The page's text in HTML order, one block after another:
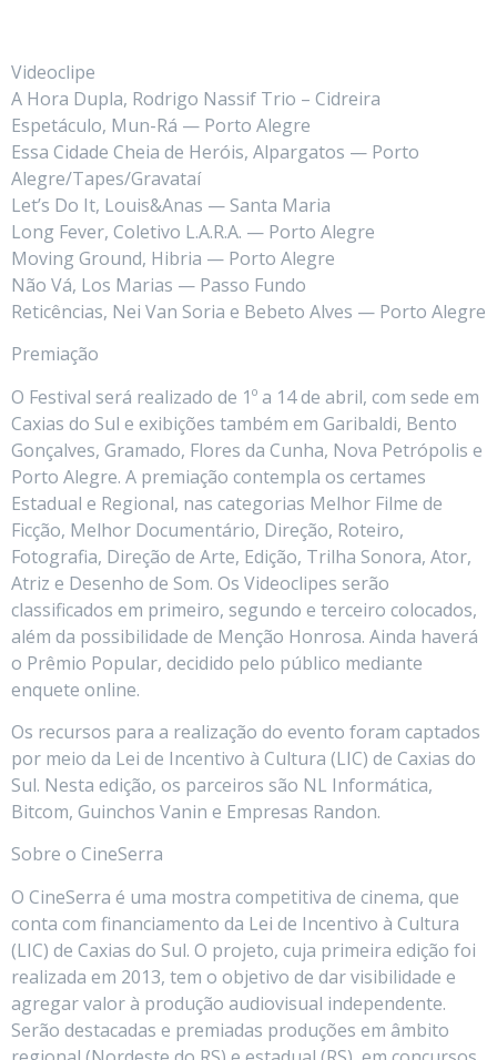
Videoclipe
A Hora Dupla, Rodrigo Nassif Trio – Cidreira
Espetáculo, Mun-Rá — Porto Alegre
Essa Cidade Cheia de Heróis, Alpargatos — Porto
Alegre/Tapes/Gravataí
Let’s Do It, Louis&Anas — Santa Maria
Long Fever, Coletivo L.A.R.A. — Porto Alegre
Moving Ground, Hibria — Porto Alegre
Não Vá, Los Marias — Passo Fundo
Reticências, Nei Van Soria e Bebeto Alves — Porto Alegre
Premiação
O Festival será realizado de 1º a 14 de abril, com sede em
Caxias do Sul e exibições também em Garibaldi, Bento
Gonçalves, Gramado, Flores da Cunha, Nova Petrópolis e
Porto Alegre. A premiação contempla os certames
Estadual e Regional, nas categorias Melhor Filme de
Ficção, Melhor Documentário, Direção, Roteiro,
Fotografia, Direção de Arte, Edição, Trilha Sonora, Ator,
Atriz e Desenho de Som. Os Videoclipes serão
classificados em primeiro, segundo e terceiro colocados,
além da possibilidade de Menção Honrosa. Ainda haverá
o Prêmio Popular, decidido pelo público mediante
enquete online.
Os recursos para a realização do evento foram captados
por meio da Lei de Incentivo à Cultura (LIC) de Caxias do
Sul. Nesta edição, os parceiros são NL Informática,
Bitcom, Guinchos Vanin e Empresas Randon.
Sobre o CineSerra
O CineSerra é uma mostra competitiva de cinema, que
conta com financiamento da Lei de Incentivo à Cultura
(LIC) de Caxias do Sul. O projeto, cuja primeira edição foi
realizada em 2013, tem o objetivo de dar visibilidade e
agregar valor à produção audiovisual independente.
Serão destacadas e premiadas produções em âmbito